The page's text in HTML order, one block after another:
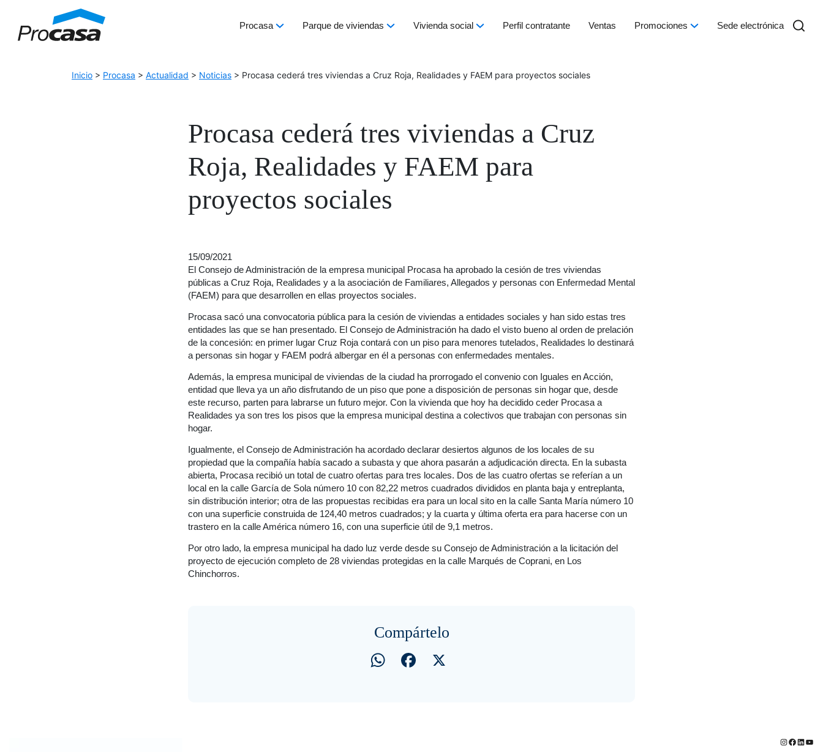
Main Navigation Procasa Parque de viviendas Vivienda social Perfil contratante Ventas Promociones Sede electrónica
Inicio > Procasa > Actualidad > Noticias > Procasa cederá tres viviendas a Cruz Roja, Realidades y FAEM para proyectos sociales
Procasa cederá tres viviendas a Cruz
Roja, Realidades y FAEM para
proyectos sociales
15/09/2021
El Consejo de Administración de la empresa municipal Procasa ha aprobado la cesión de tres viviendas
públicas a Cruz Roja, Realidades y a la asociación de Familiares, Allegados y personas con Enfermedad Mental
(FAEM) para que desarrollen en ellas proyectos sociales.
Procasa sacó una convocatoria pública para la cesión de viviendas a entidades sociales y han sido estas tres
entidades las que se han presentado. El Consejo de Administración ha dado el visto bueno al orden de prelación
de la concesión: en primer lugar Cruz Roja contará con un piso para menores tutelados, Realidades lo destinará
a personas sin hogar y FAEM podrá albergar en él a personas con enfermedades mentales.
Además, la empresa municipal de viviendas de la ciudad ha prorrogado el convenio con Iguales en Acción,
entidad que lleva ya un año disfrutando de un piso que pone a disposición de personas sin hogar que, desde
este recurso, parten para labrarse un futuro mejor. Con la vivienda que hoy ha decidido ceder Procasa a
Realidades ya son tres los pisos que la empresa municipal destina a colectivos que trabajan con personas sin
hogar.
Igualmente, el Consejo de Administración ha acordado declarar desiertos algunos de los locales de su
propiedad que la compañía había sacado a subasta y que ahora pasarán a adjudicación directa. En la subasta
abierta, Procasa recibió un total de cuatro ofertas para tres locales. Dos de las cuatro ofertas se referían a un
local en la calle García de Sola número 10 con 82,22 metros cuadrados divididos en planta baja y entreplanta,
sin distribución interior; otra de las propuestas recibidas era para un local sito en la calle Santa María número 10
con una superficie construida de 124,40 metros cuadrados; y la cuarta y última oferta era para hacerse con un
trastero en la calle América número 16, con una superficie útil de 9,1 metros.
Por otro lado, la empresa municipal ha dado luz verde desde su Consejo de Administración a la licitación del
proyecto de ejecución completo de 28 viviendas protegidas en la calle Marqués de Coprani, en Los
Chinchorros.
Compártelo
WhatsAppFacebook
Instagram